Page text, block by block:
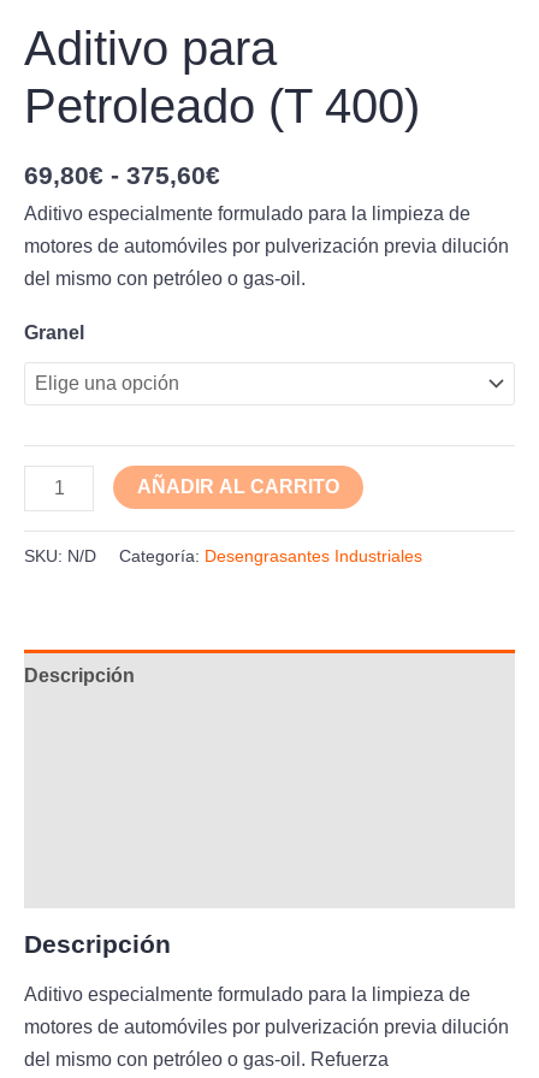
Aditivo para
Petroleado (T 400)
69,80€ - 375,60€
Aditivo especialmente formulado para la limpieza de
motores de automóviles por pulverización previa dilución
del mismo con petróleo o gas-oil.
Granel
AÑADIR AL CARRITO
SKU: N/D Categoría: Desengrasantes Industriales
Descripción
Descripción
Aditivo especialmente formulado para la limpieza de
motores de automóviles por pulverización previa dilución
del mismo con petróleo o gas-oil. Refuerza